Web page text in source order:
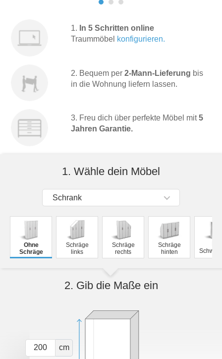
1. In 5 Schritten online
Traummöbel konfigurieren.
2. Bequem per 2-Mann-Lieferung bis
in die Wohnung liefern lassen.
3. Freu dich über perfekte Möbel mit5
Jahren Garantie.
1. Wähle dein Möbel
Schrank
Ohne
Schräge
Schräge
links
Schräge
rechts
Schräge
hinten
2. Gib die Maße ein
cm
Vitrinen